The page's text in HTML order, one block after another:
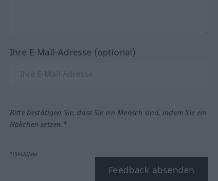
Ihre E-Mail-Adresse (optional)
Bitte bestätigen Sie, dass Sie ein Mensch sind, indem Sie ein
Häkchen setzen.*
*Pflichtfeld
Feedback absenden